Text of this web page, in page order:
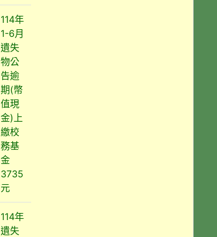
114年
1-6月
遺失
物公
告逾
期(幣
值現
金)上
繳校
務基
金
3735
元
114年
遺失